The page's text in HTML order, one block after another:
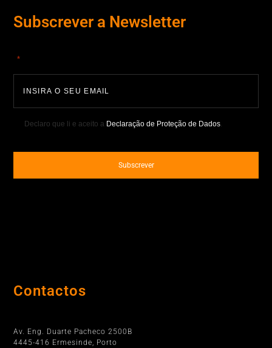
Subscrever a Newsletter
"*
Declaro que li e aceito a Declaração de Proteção de Dados
Contactos
Av. Eng. Duarte Pacheco 2500B
4445-416 Ermesinde, Porto